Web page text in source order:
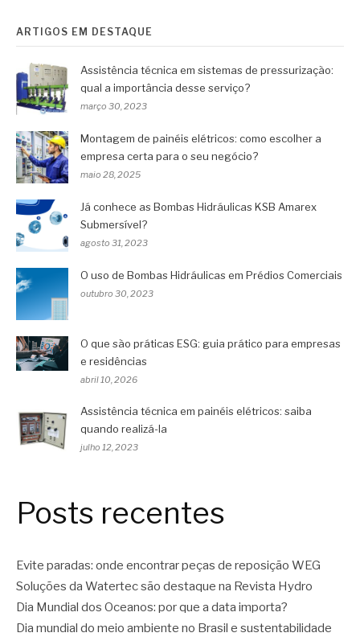
ARTIGOS EM DESTAQUE
Assistência técnica em sistemas de pressurização:
qual a importância desse serviço?
março 30, 2023
Montagem de painéis elétricos: como escolher a
empresa certa para o seu negócio?
maio 28, 2025
Já conhece as Bombas Hidráulicas KSB Amarex
Submersível?
agosto 31, 2023
O uso de Bombas Hidráulicas em Prédios Comerciais
outubro 30, 2023
O que são práticas ESG: guia prático para empresas
e residências
abril 10, 2026
Assistência técnica em painéis elétricos: saiba
quando realizá-la
julho 12, 2023
Posts recentes
Evite paradas: onde encontrar peças de reposição WEG
Soluções da Watertec são destaque na Revista Hydro
Dia Mundial dos Oceanos: por que a data importa?
Dia mundial do meio ambiente no Brasil e sustentabilidade